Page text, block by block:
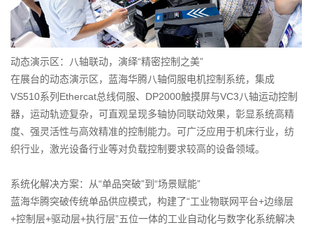
动态演示区：八轴联动，演绎“精密控制之美”
在展台的动态演示区，蓝海华腾八轴伺服电机控制系统，集成
VS510系列Ethercat总线伺服、DP2000触摸屏与VC3八轴运动控制
器，运动轨迹复杂，可直观呈现多轴协同联动效果，彰显系统高精
度、强灵活性与高效精准的控制能力。可广泛应用于机床行业，纺
织行业，激光设备行业等对负载控制要求较高的设备领域。
系统化解决方案：从“单品突破”到“场景赋能”
蓝海华腾突破传统单品供应模式，构建了“工业物联网平台+边缘层
+控制层+驱动层+执行层”五位一体的工业自动化与数字化系统解决